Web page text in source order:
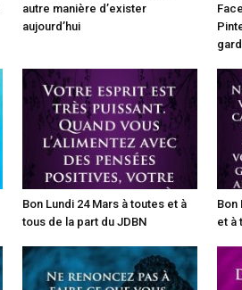
autre manière d’exister
aujourd’hui
Bon Lundi 24 Mars à toutes et à
tous de la part du JDBN
Bon
et à